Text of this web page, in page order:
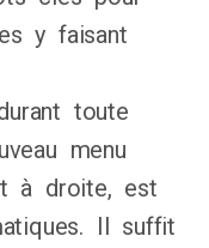
y faisant
toute
menu
à droite, est
Il suffit